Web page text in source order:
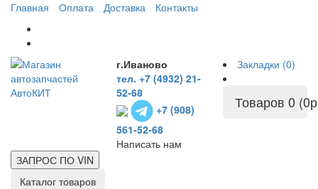
Главная Оплата Доставка Контакты
г.Иваново
тел. +7 (4932) 21-
52-68
+7 (908)
561-52-68
Написать нам
Закладки (0)
Товаров 0
ЗАПРОС ПО VIN
Каталог товаров